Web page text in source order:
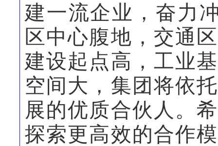
建一流企业，奋力
区中心腹地，交通
建设起点高，工业
空间大，集团将依
展的优质合伙人。
探索更高效的合作